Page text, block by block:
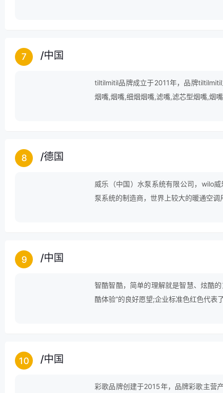
7 /中国
tiltilmitil品牌成立于2011年，品牌
烟嘴,烟嘴,细烟烟嘴,滤嘴,滤芯型烟嘴,烟
8 /德国
威乐（中国）水泵系统有限公司，wilo
泵系统的制造商，世界上较大的暖通空
9 /中国
智酷智酷，简单的理解就是智慧、炫酷
酷体验”的良好愿望;企业标准色红色代表
10 /中国
彩歌品牌创建于2015年，品牌彩歌主营